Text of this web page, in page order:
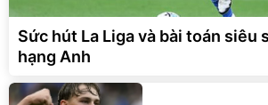
Sức hút La Liga và bài toán siêu
hạng Anh